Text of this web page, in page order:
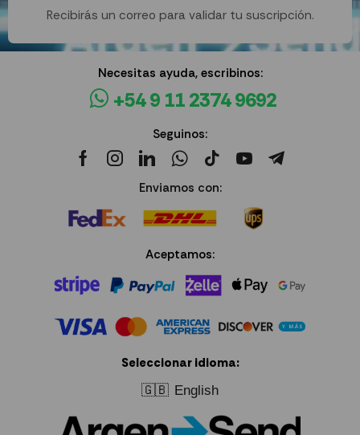
Recibirás un correo para validar tu suscripción.
Necesitas ayuda, escribinos:
+54 9 11 2374 9692
Seguinos:
Enviamos con:
Aceptamos:
Seleccionar idioma:
🇬🇧 English